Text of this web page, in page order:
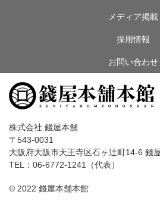
メディア掲載
採用情報
お問い合わせ
株式会社 錢屋本舗
〒543-0031
大阪府大阪市天王寺区石ヶ辻町14-6 錢
TEL：06-6772-1241（代表）
© 2022 錢屋本舗本館